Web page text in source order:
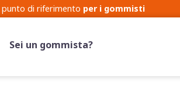
Cerchi Pneumatici
Sei un gommista?